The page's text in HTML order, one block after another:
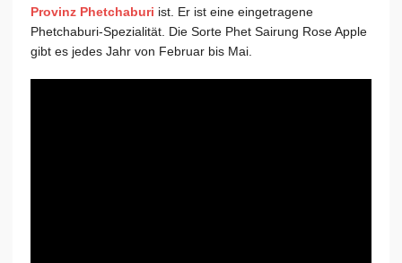
Provinz Phetchaburi ist. Er ist eine eingetragene
Phetchaburi-Spezialität. Die Sorte Phet Sairung Rose Apple
gibt es jedes Jahr von Februar bis Mai.